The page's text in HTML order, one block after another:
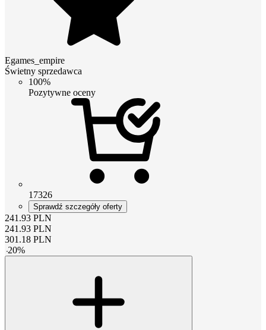
Egames_empire
Świetny sprzedawca
100%
Pozytywne oceny
17326
Sprawdź szczegóły oferty
241.93 PLN
241.93 PLN
301.18 PLN
-20%